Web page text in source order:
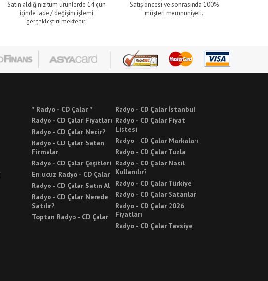
Satın aldığınız tüm ürünlerde 14 gün
içinde iade / değişim işlemi
gerçekleştirilmektedir.
Satış öncesi ve sonrasında 100%
müşteri memnuniyeti.
* Radyo - CD Çalar *
Radyo - CD Çalar Fiyatları
Radyo - CD Çalar Nedir?
Radyo - CD Çalar Satan
Firmalar
Radyo - CD Çalar Çeşitleri
En ucuz Radyo - CD Çalar
Radyo - CD Çalar Satın Al
Radyo - CD Çalar Nerede
Satılır?
Toptan Radyo - CD Çalar
Radyo - CD Çalar İstanbul
Radyo - CD Çalar Fiyat
Listesi
Radyo - CD Çalar Markaları
Radyo - CD Çalar Tuzla
Radyo - CD Çalar Nasıl
Kullanılır?
Radyo - CD Çalar Türkiye
Radyo - CD Çalar Satanlar
Radyo - CD Çalar 2026
Fiyatları
Radyo - CD Çalar Tavsiye